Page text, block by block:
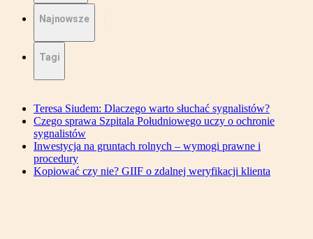
Najnowsze
Tagi
Teresa Siudem: Dlaczego warto słuchać sygnalistów?
Czego sprawa Szpitala Południowego uczy o ochronie
sygnalistów
Inwestycja na gruntach rolnych – wymogi prawne i
procedury
Kopiować czy nie? GIIF o zdalnej weryfikacji klienta